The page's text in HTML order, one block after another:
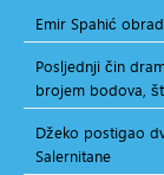
Emir Spahić
Posljednji čin
brojem bodova,
Džeko postigao
Salernitane